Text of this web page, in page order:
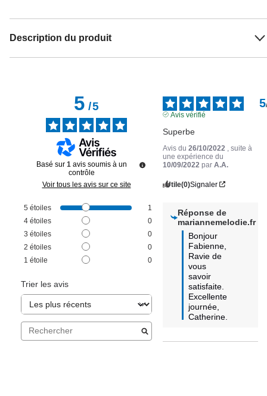
Description du produit
5/5
Basé sur 1 avis soumis à un
contrôle
Voir tous les avis sur ce site
5 étoiles
1
4 étoiles
0
3 étoiles
0
2 étoiles
0
1 étoile 0
Trier les avis
5
Avis vérifié
Superbe
Avis du26/10/2022
, suite à
une expérience du
10/09/2022 parA.A.
Utile(0)Signaler
Réponse de
mariannemelodie.fr
Bonjour
Fabienne,
Ravie de
vous
savoir
satisfaite.
Excellente
journée,
Catherine.